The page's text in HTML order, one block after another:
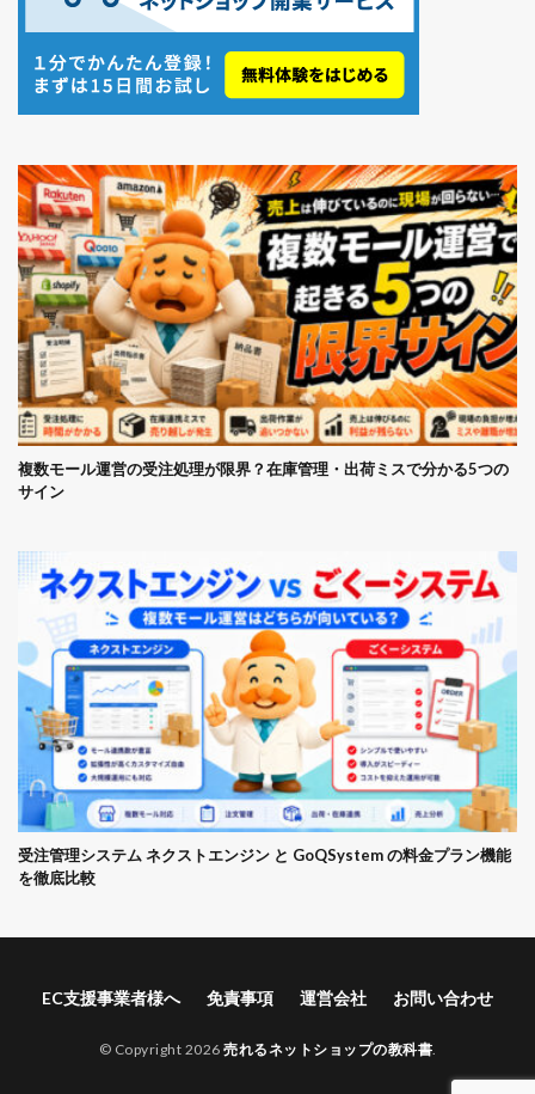
複数モール運営の受注処理が限界？在庫管理・出荷ミスで分かる5つの
サイン
受注管理システム ネクストエンジン と GoQSystem の料金プラン機能
を徹底比較
EC支援事業者様へ 免責事項 運営会社 お問い合わせ
© Copyright 2026 売れるネットショップの教科書.